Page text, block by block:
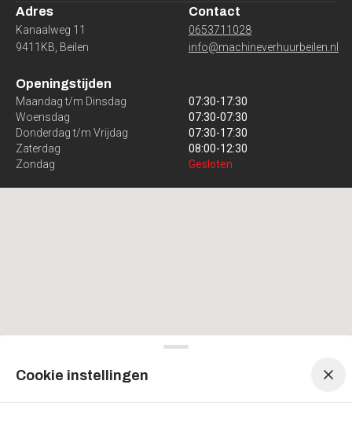
Adres
Kanaalweg 11
9411KB Beilen
Contact
0653711028
info@machineverhuurbeilen.nl
Openingstijden
Maandag t/m Dinsdag 07:30-17:30
Woensdag
07:30-07:30
Donderdag t/m Vrijdag
07:30-17:30
Zaterdag
08:00-12:30
Zondag
Gesloten
Cookie instellingen